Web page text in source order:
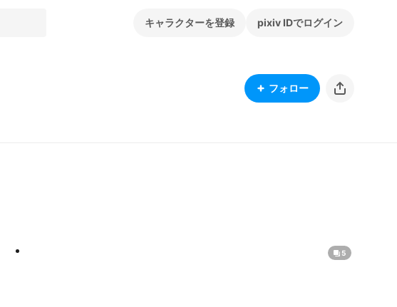
キャラクターを登録 pixiv IDでログイン
フォロー
5